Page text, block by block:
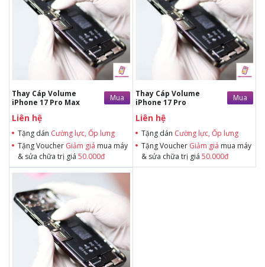
Thay Cáp Volume
iPhone 17 Pro Max
Mua
Liên hệ
Tặng dán Cường lực, Ốp lưng
Tặng Voucher Giảm giá mua máy
& sửa chữa trị giá 50.000đ
Tặng dán Cường lực, Ốp lưng khi
mua BHV
Tặng Voucher Giảm giá mua máy
& sửa chữa trị giá 50.000đTặng dán
Cường lực, Ốp lưng khi mua BHV
Tặng Voucher Giảm giá mua máy
& sửa chữa trị giá 50.000đ
Thay Cáp Volume
iPhone 17 Pro
Mua
Liên hệ
Tặng dán Cường lực, Ốp lưng
Tặng Voucher Giảm giá mua máy
& sửa chữa trị giá 50.000đ
Tặng dán Cường lực, Ốp lưng khi
mua BHV
Tặng Voucher Giảm giá mua máy
& sửa chữa trị giá 50.000đTặng dán
Cường lực, Ốp lưng khi mua BHV
Tặng Voucher Giảm giá mua máy
& sửa chữa trị giá 50.000đ
Tặng dán Cường lực, Ốp lưng khi
mua BHV
Tặng Voucher Giảm giá mua máy
& sửa chữa trị giá 50.000đTặng dán
Cường lực, Ốp lưng khi mua BHV
Tặng Voucher Giảm giá mua máy
& sửa chữa trị giá 50.000đ